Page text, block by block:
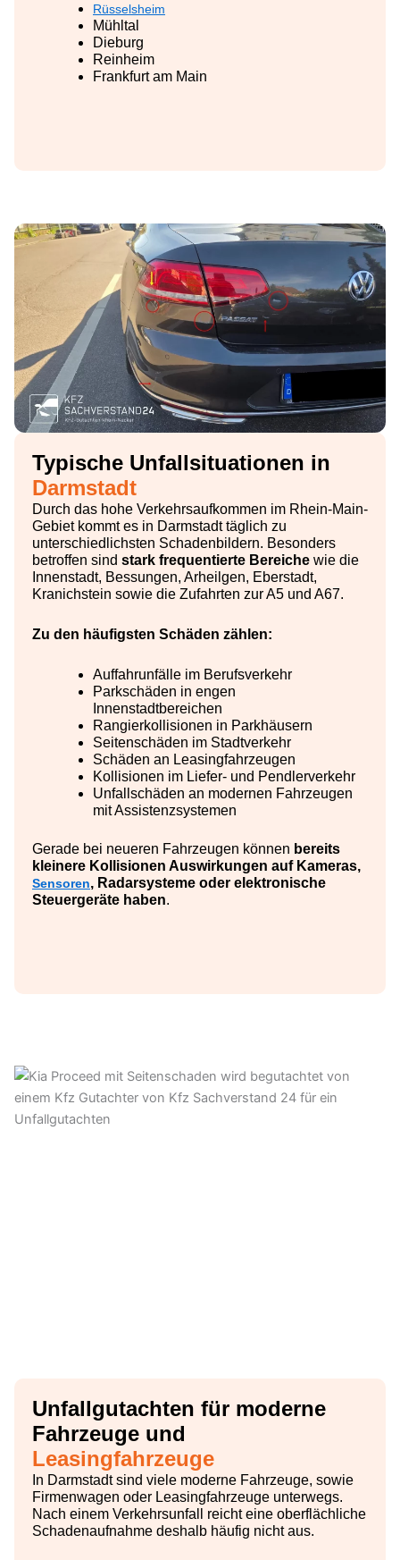
Rüsselsheim
Mühltal
Dieburg
Reinheim
Frankfurt am Main
Typische Unfallsituationen in
Darmstadt
Durch das hohe Verkehrsaufkommen im Rhein-Main-
Gebiet kommt es in Darmstadt täglich zu
unterschiedlichsten Schadenbildern. Besonders
betroffen sind stark frequentierte Bereiche wie die
Innenstadt, Bessungen, Arheilgen, Eberstadt,
Kranichstein sowie die Zufahrten zur A5 und A67.
Zu den häufigsten Schäden zählen:
Auffahrunfälle im Berufsverkehr
Parkschäden in engen
Innenstadtbereichen
Rangierkollisionen in Parkhäusern
Seitenschäden im Stadtverkehr
Schäden an Leasingfahrzeugen
Kollisionen im Liefer- und Pendlerverkehr
Unfallschäden an modernen Fahrzeugen
mit Assistenzsystemen
Gerade bei neueren Fahrzeugen können bereits
kleinere Kollisionen Auswirkungen auf Kameras,
Sensoren, Radarsysteme oder elektronische
Steuergeräte haben.
Unfallgutachten für moderne
Fahrzeuge und
Leasingfahrzeuge
In Darmstadt sind viele moderne Fahrzeuge, sowie
Firmenwagen oder Leasingfahrzeuge unterwegs.
Nach einem Verkehrsunfall reicht eine oberflächliche
Schadenaufnahme deshalb häufig nicht aus.